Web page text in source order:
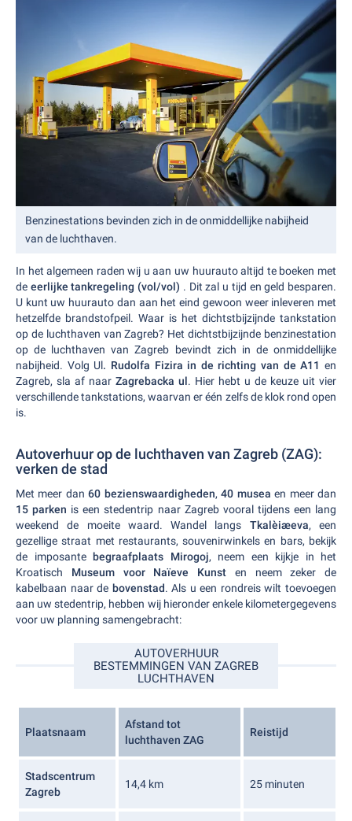
Benzinestations bevinden zich in de onmiddellijke nabijheid
van de luchthaven.
In het algemeen raden wij u aan uw huurauto altijd te boeken met
de eerlijke tankregeling (vol/vol) . Dit zal u tijd en geld besparen.
U kunt uw huurauto dan aan het eind gewoon weer inleveren met
hetzelfde brandstofpeil. Waar is het dichtstbijzijnde tankstation
op de luchthaven van Zagreb? Het dichtstbijzijnde benzinestation
op de luchthaven van Zagreb bevindt zich in de onmiddellijke
nabijheid. Volg Ul. Rudolfa Fizira in de richting van de A11en
Zagreb, sla af naar Zagrebacka ul. Hier hebt u de keuze uit vier
verschillende tankstations, waarvan er één zelfs de klok rond open
is.
Autoverhuur op de luchthaven van Zagreb (ZAG):
verken de stad
Met meer dan60 bezienswaardigheden,40 musea en meer dan
15 parken is een stedentrip naar Zagreb vooral tijdens een lang
weekend de moeite waard. Wandel langs Tkalèiæeva, een
gezellige straat met restaurants, souvenirwinkels en bars, bekijk
de imposante begraafplaats Mirogoj, neem een kijkje in het
Kroatisch Museum voor Naïeve Kunst en neem zeker de
kabelbaan naar de bovenstad. Als u een rondreis wilt toevoegen
aan uw stedentrip, hebben wij hieronder enkele kilometergegevens
voor uw planning samengebracht:
AUTOVERHUUR
BESTEMMINGEN VAN ZAGREB
LUCHTHAVEN
Plaatsnaam
Afstand tot
luchthaven ZAG
Reistijd
Stadscentrum
Zagreb
14,4 km 25 minuten